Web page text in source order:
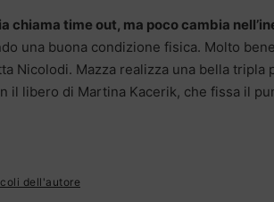
chiama time out, ma poco cambia
una buona condizione fisica. Molto
Nicolodi. Mazza realizza una bella
il libero di Martina Kacerik, che fissa il
dell'autore